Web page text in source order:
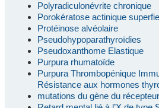
Polyradiculonévrite chronique
Porokératose actinique
Protéinose alvéolaire
Pseudohypoparathyroïdies
Pseudoxanthome Elastique
Purpura rhumatoïde
Purpura Thrombopénique
Résistance aux hormones
mutations du gène du